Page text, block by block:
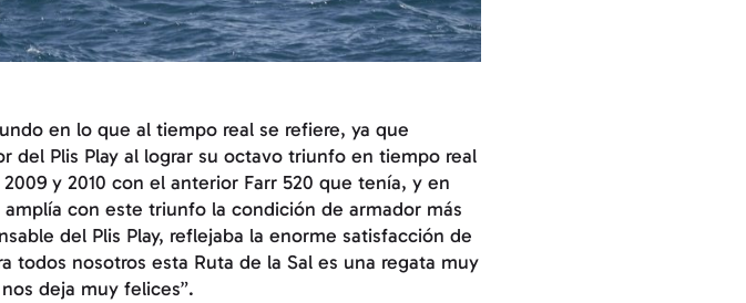
en lo que al tiempo real se refiere, ya que
del Plis Play al lograr su octavo triunfo en tiempo real
y 2010 con el anterior Farr 520 que tenía, y en
amplía con este triunfo la condición de armador más
del Plis Play, reflejaba la enorme satisfacción de
todos nosotros esta Ruta de la Sal es una regata muy
deja muy felices”.